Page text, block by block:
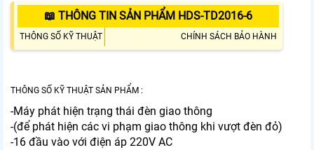
📖 THÔNG TIN SẢN PHẨM HDS-TD2016-6
THÔNG SỐ KỸ THUẬT CHÍNH SÁCH BẢO HÀNH
THÔNG SỐ KỸ THUẬT SẢN PHẨM :
-Máy phát hiện trạng thái đèn giao thông
-(để phát hiện các vi phạm giao thông khi vượt đèn đỏ)
-16 đầu vào với điện áp 220V AC